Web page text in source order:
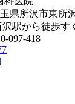
県所沢市東所
駅から徒歩す
097-418